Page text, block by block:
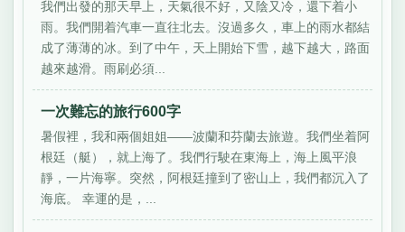
我們出發的那天早上，天氣很不好，又陰又冷，還下着小
雨。我們開着汽車一直往北去。沒過多久，車上的雨水都結
成了薄薄的冰。到了中午，天上開始下雪，越下越大，路面
越來越滑。雨刷必須...
一次難忘的旅行600字
暑假裡，我和兩個姐姐——波蘭和芬蘭去旅遊。我們坐着阿
根廷（艇），就上海了。我們行駛在東海上，海上風平浪
靜，一片海寧。突然，阿根廷撞到了密山上，我們都沉入了
海底。 幸運的是，...